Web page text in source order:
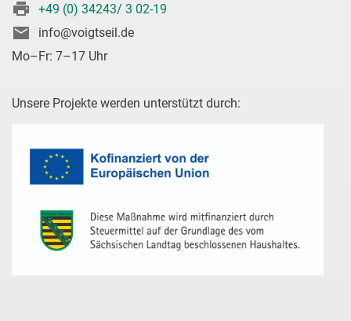
+49 (0) 34243/ 3 02-19
info@voigtseil.de
Mo–Fr: 7–17 Uhr
Unsere Projekte werden unterstützt durch: